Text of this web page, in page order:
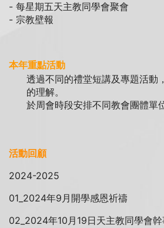
- 每星期五天主教同學會聚會
- 宗教壁報
本年重點活動
透過不同的禮堂短講及專題活動
的理解。
於周會時段安排不同教會團體單
活動回顧
2024-2025
01_2024年9月開學感恩祈禱
02_2024年10月19日天主教同學會